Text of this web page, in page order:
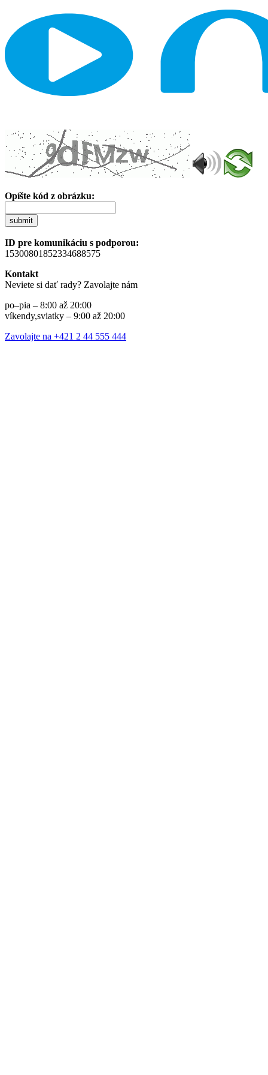
Opíšte kód z obrázku:
submit
ID pre komunikáciu s podporou:
15300801852334688575
Kontakt
Neviete si dať rady? Zavolajte nám
po–pia – 8:00 až 20:00
víkendy,sviatky – 9:00 až 20:00
Zavolajte na +421 2 44 555 444